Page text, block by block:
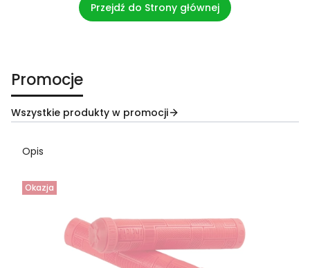
Przejdź do Strony głównej
Promocje
Wszystkie produkty w promocji
Opis
Okazja